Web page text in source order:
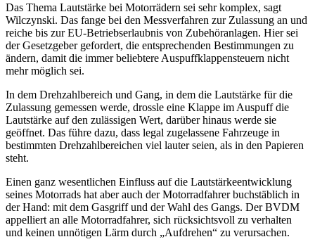
Das Thema Lautstärke bei Motorrädern sei sehr komplex, sagt
Wilczynski. Das fange bei den Messverfahren zur Zulassung an und
reiche bis zur EU-Betriebserlaubnis von Zubehöranlagen. Hier sei
der Gesetzgeber gefordert, die entsprechenden Bestimmungen zu
ändern, damit die immer beliebtere Auspuffklappensteuern nicht
mehr möglich sei.
In dem Drehzahlbereich und Gang, in dem die Lautstärke für die
Zulassung gemessen werde, drossle eine Klappe im Auspuff die
Lautstärke auf den zulässigen Wert, darüber hinaus werde sie
geöffnet. Das führe dazu, dass legal zugelassene Fahrzeuge in
bestimmten Drehzahlbereichen viel lauter seien, als in den Papieren
steht.
Einen ganz wesentlichen Einfluss auf die Lautstärkeentwicklung
seines Motorrads hat aber auch der Motorradfahrer buchstäblich in
der Hand: mit dem Gasgriff und der Wahl des Gangs. Der BVDM
appelliert an alle Motorradfahrer, sich rücksichtsvoll zu verhalten
und keinen unnötigen Lärm durch „Aufdrehen“ zu verursachen.